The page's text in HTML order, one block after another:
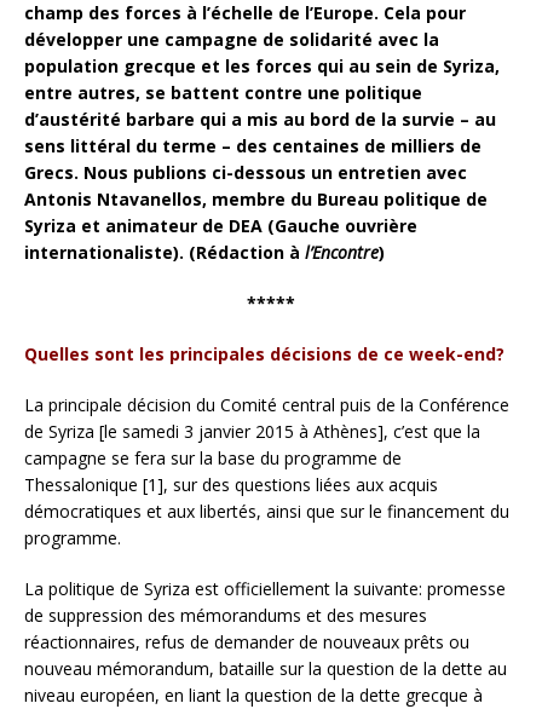
champ des forces à l’échelle de l’Europe. Cela pour
développer une campagne de solidarité avec la
population grecque et les forces qui au sein de Syriza,
entre autres, se battent contre une politique
d’austérité barbare qui a mis au bord de la survie – au
sens littéral du terme – des centaines de milliers de
Grecs. Nous publions ci-dessous un entretien avec
Antonis Ntavanellos, membre du Bureau politique de
Syriza et animateur de DEA (Gauche ouvrière
internationaliste). (Rédaction à l’Encontre)
*****
Quelles sont les principales décisions de ce week-end?
La principale décision du Comité central puis de la Conférence
de Syriza [le samedi 3 janvier 2015 à Athènes], c’est que la
campagne se fera sur la base du programme de
Thessalonique [1], sur des questions liées aux acquis
démocratiques et aux libertés, ainsi que sur le financement du
programme.
La politique de Syriza est officiellement la suivante: promesse
de suppression des mémorandums et des mesures
réactionnaires, refus de demander de nouveaux prêts ou
nouveau mémorandum, bataille sur la question de la dette au
niveau européen, en liant la question de la dette grecque à